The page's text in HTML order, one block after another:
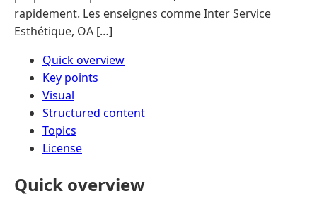
rapidement. Les enseignes comme Inter Service
Esthétique, OA […]
Quick overview
Key points
Visual
Structured content
Topics
License
Quick overview